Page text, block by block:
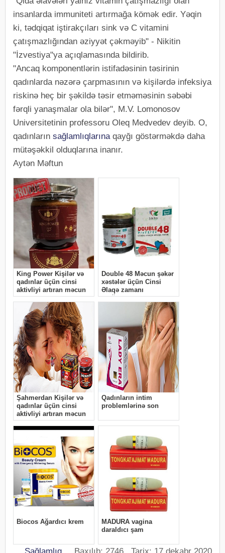
insanlarda immuniteti artırmağa kömək edir. Yəqin
ki, tədqiqat iştirakçıları sink və C vitamini
çatışmazlığından əziyyət çəkməyib" - Nikitin
"İzvestiya"ya açıqlamasında bildirib.
"Ancaq komponentlərin istifadəsinin təsirinin
qadınlarda nəzərə çarpmasının və kişilərdə infeksiya
riskinə heç bir şəkildə təsir etməməsinin səbəbi
fərqli yanaşmalar ola bilər", M.V. Lomonosov
Universitetinin professoru Oleq Medvedev deyib. O,
qadınların sağlamlıqlarınaqayğı göstərməkdə daha
mütəşəkkil olduqlarına inanır.
Aytən Məftun